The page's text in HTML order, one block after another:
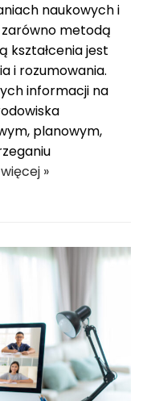
naukowych i
metodą
kształcenia jest
i rozumowania.
informacji na
planowym,
»